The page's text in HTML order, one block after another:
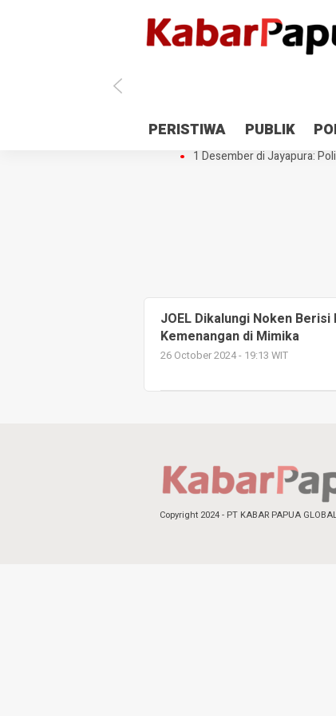
PERISTIWA PUBLIK
Antisipasi 1 Desember, TNI
Gedung Perpustakaan
1 Desember di Jayapura:
JOEL Dikalungi Noken
Kemenangan di Mimika
26 October 2024 - 19:13 WIT
Copyright 2024 - PT KABAR PAPUA